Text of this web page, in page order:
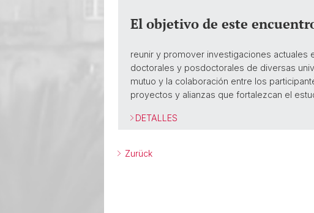
El objetivo de este
reunir y promover investigaciones actuales
doctorales y posdoctorales de diversas
mutuo y la colaboración entre los
proyectos y alianzas que fortalezcan el
DETALLES
Zurück